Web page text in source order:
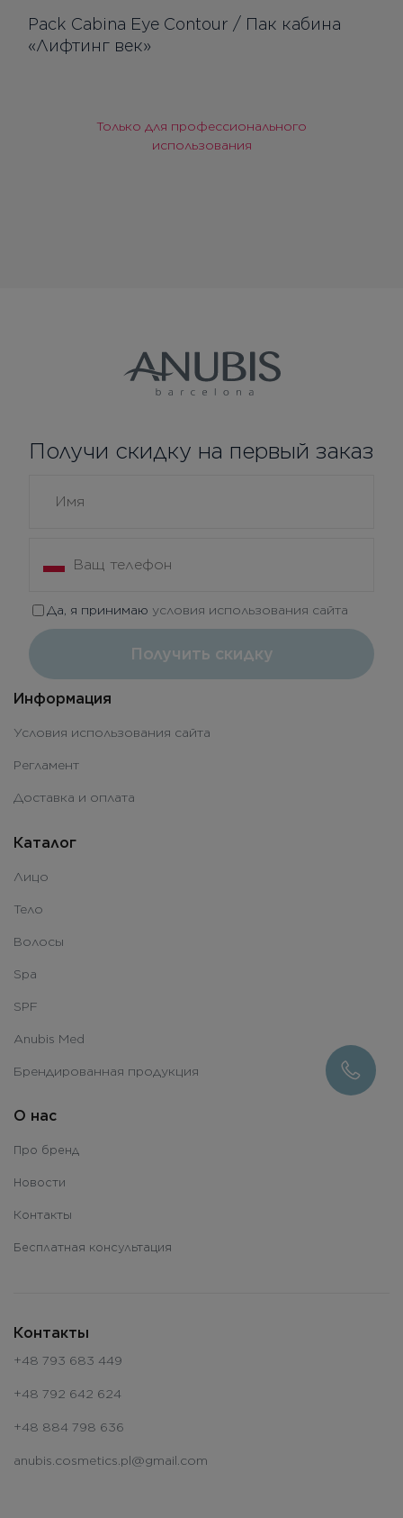
Pack Cabina Eye Contour / Пак кабина
«Лифтинг век»
Только для профессионального
использования
Получи скидку на первый заказ
Да, я принимаю условия использования сайта
Получить скидку
Информация
Условия использования сайта
Регламент
Доставка и оплата
Каталог
Лицо
Тело
Волосы
Spa
SPF
Anubis Med
Брендированная продукция
О нас
Про бренд
Новости
Контакты
Бесплатная консультация
Контакты
+48 793 683 449
+48 792 642 624
+48 884 798 636
anubis.cosmetics.pl@gmail.com